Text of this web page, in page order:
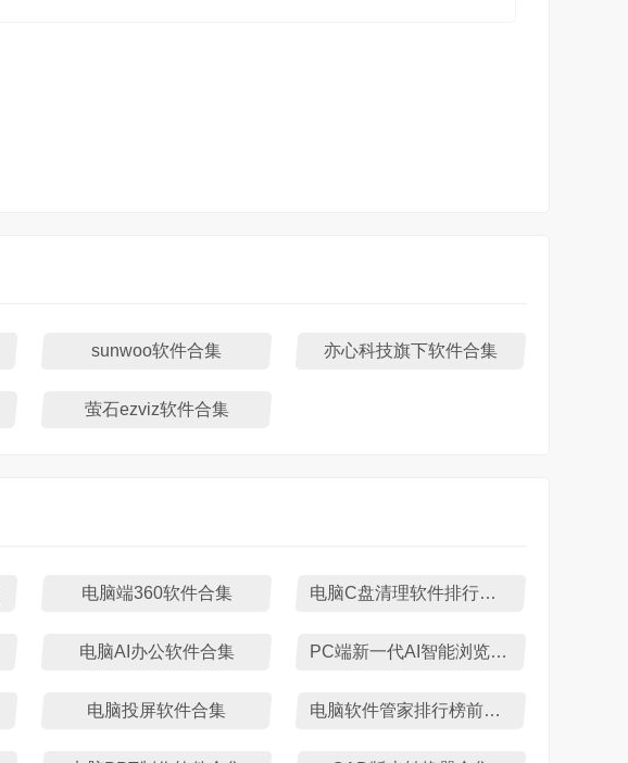
sunwoo软件合集 亦心科技旗下软件合集
萤石ezviz软件合集
电脑端360软件合集 电脑C盘清理软件排行榜TOP10
电脑AI办公软件合集 PC端新一代AI智能浏览器推荐
电脑投屏软件合集 电脑软件管家排行榜前十名